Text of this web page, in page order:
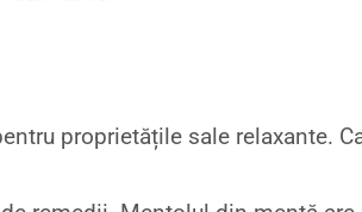
proprietățile sale relaxante.